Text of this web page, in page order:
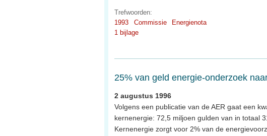
Trefwoorden:
1993
Commissie
Energienota
1 bijlage
25% van geld energie-onderzoek
2 augustus 1996
Volgens een publicatie van de AER gaat een
kernenergie: 72,5 miljoen gulden van in totaal
Kernenergie zorgt voor 2% van de